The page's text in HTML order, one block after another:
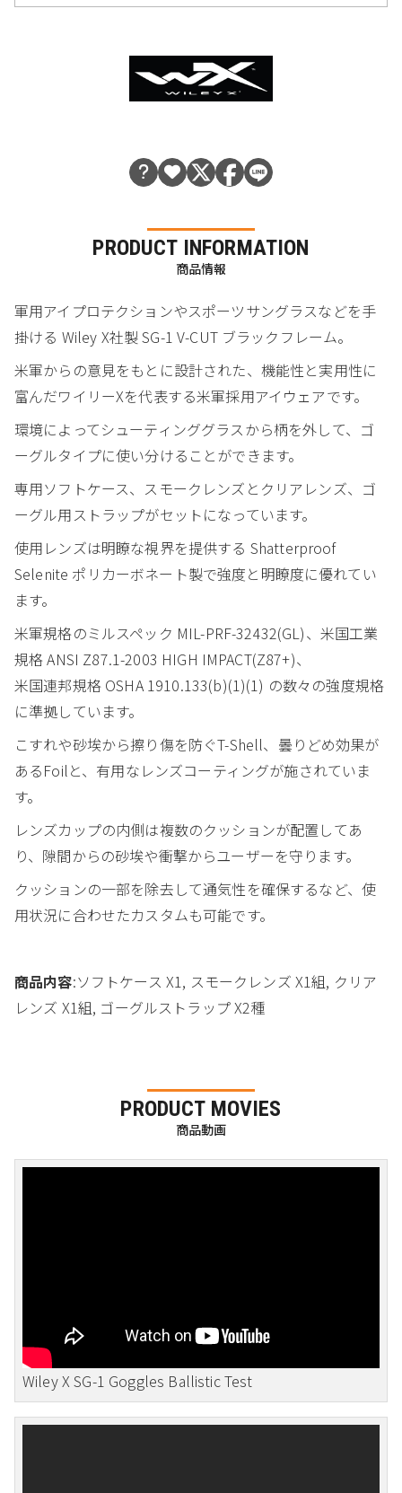
PRODUCT INFORMATION
商品情報
軍用アイプロテクションやスポーツサングラスなどを手
掛ける Wiley X社製 SG-1 V-CUT ブラックフレーム。
米軍からの意見をもとに設計された、機能性と実用性に
富んだワイリーXを代表する米軍採用アイウェアです。
環境によってシューティンググラスから柄を外して、ゴ
ーグルタイプに使い分けることができます。
専用ソフトケース、スモークレンズとクリアレンズ、ゴ
ーグル用ストラップがセットになっています。
使用レンズは明瞭な視界を提供する Shatterproof
Selenite ポリカーボネート製で強度と明瞭度に優れてい
ます。
米軍規格のミルスペック MIL-PRF-32432(GL)、米国工業
規格 ANSI Z87.1-2003 HIGH IMPACT(Z87+)、
米国連邦規格 OSHA 1910.133(b)(1)(1) の数々の強度規格
に準拠しています。
こすれや砂埃から擦り傷を防ぐT-Shell、曇りどめ効果が
あるFoilと、有用なレンズコーティングが施されていま
す。
レンズカップの内側は複数のクッションが配置してあ
り、隙間からの砂埃や衝撃からユーザーを守ります。
クッションの一部を除去して通気性を確保するなど、使
用状況に合わせたカスタムも可能です。
商品内容:ソフトケース X1, スモークレンズ X1組, クリア
レンズ X1組, ゴーグルストラップ X2種
PRODUCT MOVIES
商品動画
Wiley X SG-1 Goggles Ballistic Test